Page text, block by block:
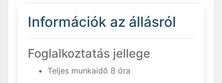
Információk az állásról
Foglalkoztatás jellege
Teljes munkaidő 8 óra